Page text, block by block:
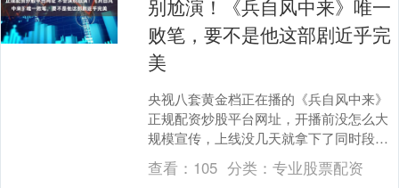
别尬演！《兵自风中来》唯一
败笔，要不是他这部剧近乎完
美
央视八套黄金档正在播的《兵自风中来》
正规配资炒股平台网址，开播前没怎么大
规模宣传，上线没几天就拿下了同时段收
视第一。 不少追更的观众说，这是近几年
少见的正经军旅....
查看： 105 分类： 专业股票配资